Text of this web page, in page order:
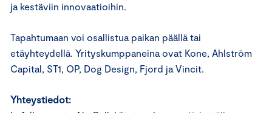
ja kestäviin innovaatioihin.
Tapahtumaan voi osallistua paikan päällä tai
etäyhteydellä. Yrityskumppaneina ovat Kone, Ahlström
Capital, ST1, OP, Dog Design, Fjord ja Vincit.
Yhteystiedot: